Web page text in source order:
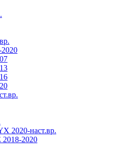
2020-наст.вр.
2020